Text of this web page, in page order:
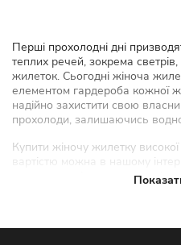
Перші прохолодні дні
теплих речей, зокрема светрів,
жилеток. Сьогодні жіноча
елементом гардероба кожної
надійно захистити свою
прохолоди, залишаючись
Купити жіночу жилетку
вартістю можна в нашому
представлені жилети для